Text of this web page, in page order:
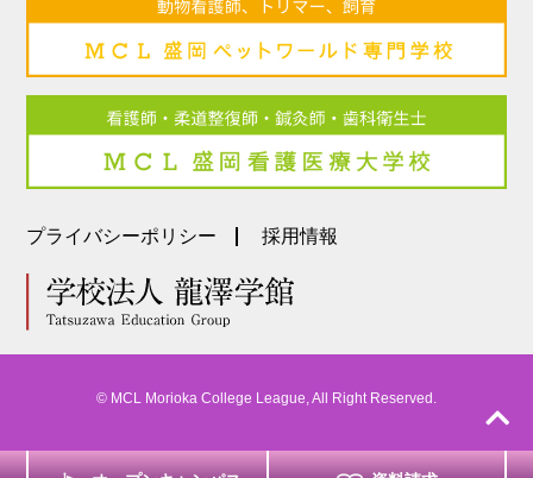
プライバシーポリシー 採用情報
© MCL Morioka College League, All Right Reserved.